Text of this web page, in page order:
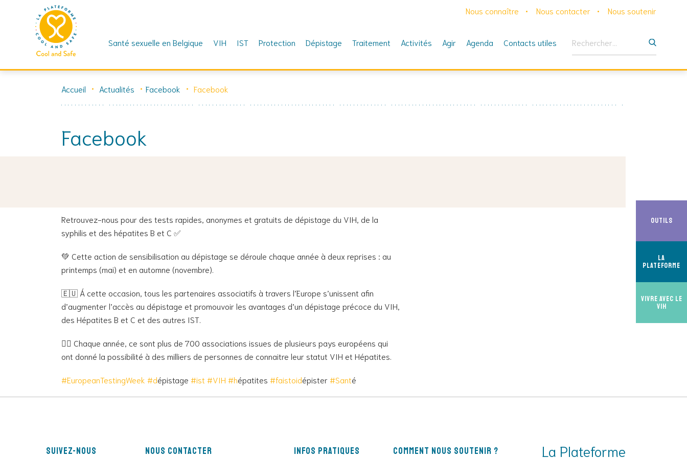
Skip
Nous connaître Nous contacter Nous soutenir
Santé sexuelle en Belgique VIH IST Protection Dépistage Traitement Activités Agir Agenda Contacts utiles
Outils
La
Plateforme
Vivre avec le
VIH
Accueil Actualités Facebook Facebook
Facebook
Retrouvez-nous pour des tests rapides, anonymes et gratuits de dépistage du VIH, de la
syphilis et des hépatites B et C ✅
💚 Cette action de sensibilisation au dépistage se déroule chaque année à deux reprises : au
printemps (mai) et en automne (novembre).
🇪🇺 Á cette occasion, tous les partenaires associatifs à travers l’Europe s’unissent afin
d’augmenter l’accès au dépistage et promouvoir les avantages d’un dépistage précoce du VIH,
des Hépatites B et C et des autres IST.
👌🏼 Chaque année, ce sont plus de 700 associations issues de plusieurs pays européens qui
ont donné la possibilité à des milliers de personnes de connaitre leur statut VIH et Hépatites.
#EuropeanTestingWeek #dépistage #ist #VIH #hépatites #faistoidépister#Santé
Suivez-nous Nous contacter Infos pratiques Comment nous soutenir ? La Plateforme